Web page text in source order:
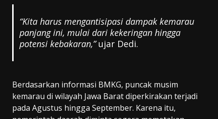
“Kita harus mengantisipasi dampak kemarau
panjang ini, mulai dari kekeringan hingga
potensi kebakaran,”ujar Dedi.
Berdasarkan informasi BMKG, puncak musim
kemarau di wilayah Jawa Barat diperkirakan terjadi
pada Agustus hingga September. Karena itu,